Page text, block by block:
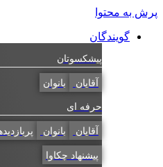
به محتوا
گویندگان
پیشکسوتان
بانوان
حرفه ای
بانوان پربازدیدها
پیشنهاد چکاوا